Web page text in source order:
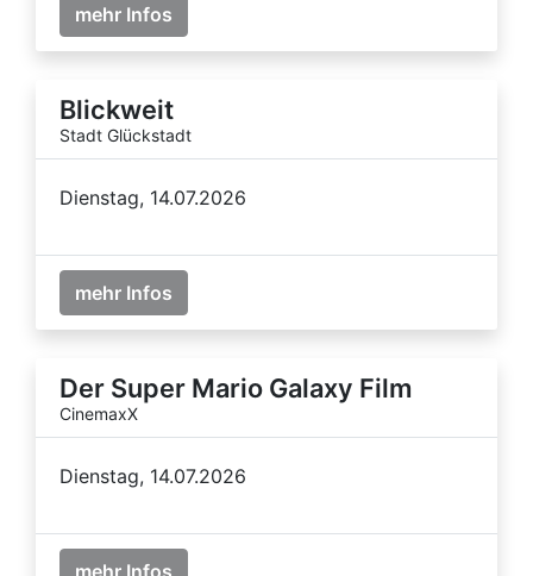
mehr Infos
Blickweit
Stadt Glückstadt
Dienstag, 14.07.2026
mehr Infos
Der Super Mario Galaxy Film
CinemaxX
Dienstag, 14.07.2026
mehr Infos